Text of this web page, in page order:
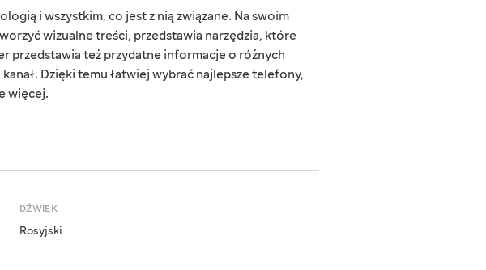
i wszystkim, co jest z nią związane. Na swoim
wizualne treści, przedstawia narzędzia, które
przedstawia też przydatne informacje o różnych
Dzięki temu łatwiej wybrać najlepsze telefony,
więcej.
DŹWIĘK
Rosyjski